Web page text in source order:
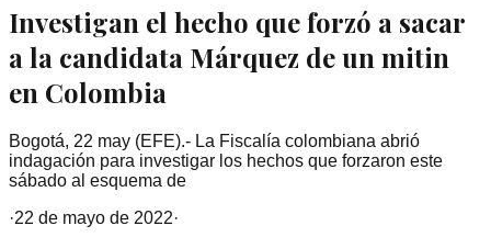
Investigan el hecho que forzó a sacar
a la candidata Márquez de un mitin
en Colombia
Bogotá, 22 may (EFE).- La Fiscalía colombiana abrió
indagación para investigar los hechos que forzaron este
sábado al esquema de
·22 de mayo de 2022·